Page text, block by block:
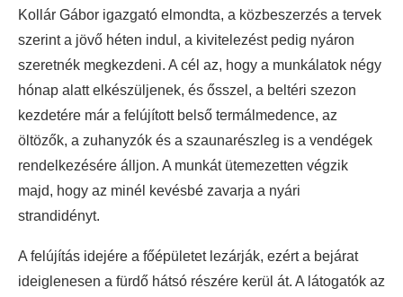
Kollár Gábor igazgató elmondta, a közbeszerzés a tervek
szerint a jövő héten indul, a kivitelezést pedig nyáron
szeretnék megkezdeni. A cél az, hogy a munkálatok négy
hónap alatt elkészüljenek, és ősszel, a beltéri szezon
kezdetére már a felújított belső termálmedence, az
öltözők, a zuhanyzók és a szaunarészleg is a vendégek
rendelkezésére álljon. A munkát ütemezetten végzik
majd, hogy az minél kevésbé zavarja a nyári
strandidényt.
A felújítás idejére a főépületet lezárják, ezért a bejárat
ideiglenesen a fürdő hátsó részére kerül át. A látogatók az